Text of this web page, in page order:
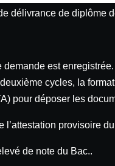
délivrance de diplôme
demande est
cycles, la
pour déposer les
l’attestation provisoire
de note du Bac..